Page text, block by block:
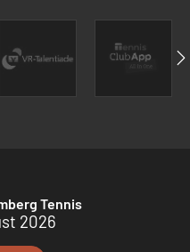
Tennis
2026